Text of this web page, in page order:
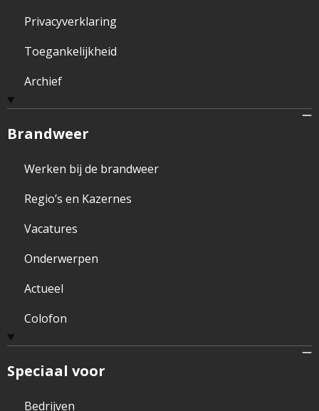
Privacyverklaring
Toegankelijkheid
Archief
Brandweer
Werken bij de brandweer
Regio’s en Kazernes
Vacatures
Onderwerpen
Actueel
Colofon
Speciaal voor
Bedrijven